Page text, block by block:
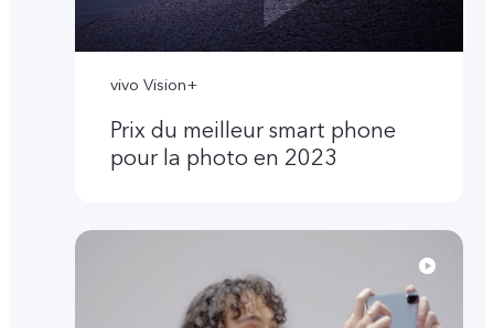
vivo Vision+
Prix du meilleur smart phone
pour la photo en 2023